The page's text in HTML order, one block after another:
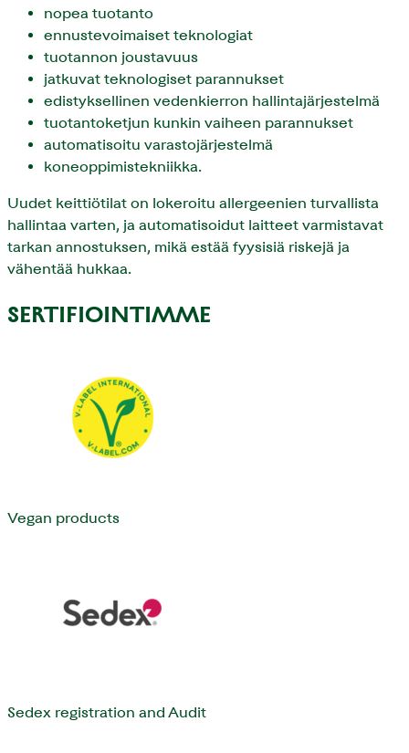
nopea tuotanto
ennustevoimaiset teknologiat
tuotannon joustavuus
jatkuvat teknologiset parannukset
edistyksellinen vedenkierron hallintajärjestelmä
tuotantoketjun kunkin vaiheen parannukset
automatisoitu varastojärjestelmä
koneoppimistekniikka.
Uudet keittiötilat on lokeroitu allergeenien turvallista
hallintaa varten, ja automatisoidut laitteet varmistavat
tarkan annostuksen, mikä estää fyysisiä riskejä ja
vähentää hukkaa.
SERTIFIOINTIMME
Vegan products
Sedex registration and Audit